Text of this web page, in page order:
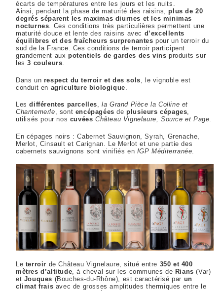
écarts de températures entre les jours et les nuits.
Ainsi, pendant la phase de maturité des raisins,plus de 20
degrés séparent les maximas diurnes et les minimas
nocturnes. Ces conditions très particulières permettent une
maturité douce et lente des raisins avec d’excellents
équilibres et des fraîcheurs surprenantes pour un terroir du
sud de la France. Ces conditions de terroir participent
grandement aux potentiels de gardes des vins produits sur
les3 couleurs.
Dans un respect du terroir et des sols , le vignoble est
conduit en agriculture biologique
Lesdifférentes parcelles,la Grand Pièce la Colline et
Chantemerle, sont encépagées deplusieurs cépages,
utilisés pour nos cuvées Château Vignelaure, Source et Page.
En cépages noirs : Cabernet Sauvignon, Syrah, Grenache,
Merlot, Cinsault et Carignan. Le Merlot et une partie des
cabernets sauvignons sont vinifiés en IGP Méditerranée
Le terroir de Château Vignelaure, situé entre 350 et 400
mètres d’altitude , à cheval sur les communes de Rians (Var)
et Jouques (Bouches-du-Rhône), est caractérisé par un
climat frais avec de grosses amplitudes thermiques entre le